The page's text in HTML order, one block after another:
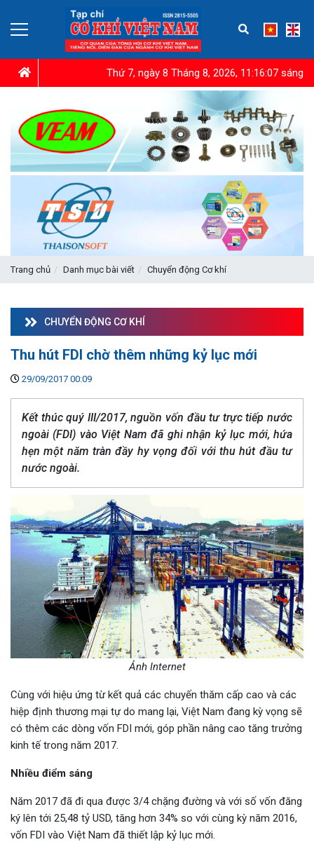
Thứ 7, ngày 8 Tháng 8, 2026, 11:16:08 sáng
Trang chủ Danh mục bài viết Chuyển động Cơ khí
CHUYỂN ĐỘNG CƠ KHÍ
Thu hút FDI chờ thêm những kỷ lục mới
29/09/2017 00:09
Kết thúc quý III/2017, nguồn vốn đầu tư trực tiếp nước
ngoài (FDI) vào Việt Nam đã ghi nhận kỷ lục mới, hứa
hẹn một năm tràn đầy hy vọng đối với thu hút đầu tư
nước ngoài.
Ảnh Internet
Cùng với hiệu ứng từ kết quả các chuyến thăm cấp cao và các
hiệp định thương mại tự do mang lại, Việt Nam đang kỳ vọng sẽ
có thêm các dòng vốn FDI mới, góp phần nâng cao tăng trưởng
kinh tế trong năm 2017.
Nhiều điểm sáng
Năm 2017 đã đi qua được 3/4 chặng đường và với số vốn đăng
ký lên tới 25,48 tỷ USD, tăng hơn 34% so với cùng kỳ năm 2016,
vốn FDI vào Việt Nam đã thiết lập kỷ lục mới.